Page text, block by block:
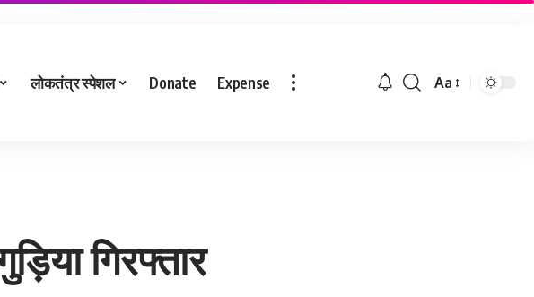
लोकतंत्र स्पेशल Donate Expense Aa
गिरफ्तार